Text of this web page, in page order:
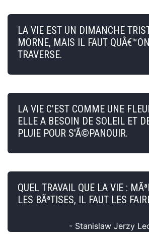
LA VIE EST UN DIMANCHE
MORNE, MAIS IL FAUT
TRAVERSE.
LA VIE C'EST COMME UNE
ELLE A BESOIN DE SOLEIL ET
PLUIE POUR S'Ã©PANOUIR.
QUEL TRAVAIL QUE LA VIE :
LES BÃªTISES, IL FAUT LES
- Stanislaw Jerzy